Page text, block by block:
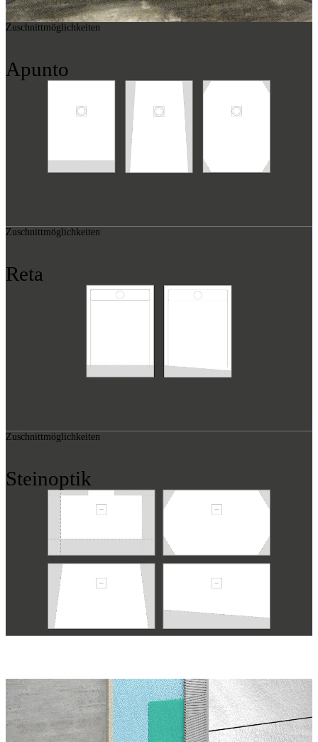
Zuschnittmöglichkeiten
Apunto
Zuschnittmöglichkeiten
Reta
Zuschnittmöglichkeiten
Steinoptik